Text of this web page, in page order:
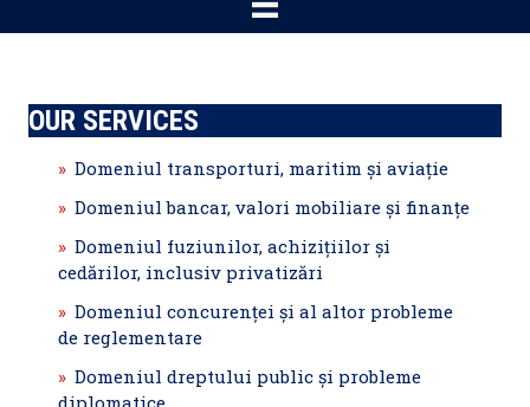
OUR SERVICES
Domeniul transporturi, maritim şi aviaţie
Domeniul bancar, valori mobiliare şi finanțe
Domeniul fuziunilor, achiziţiilor şi
cedărilor, inclusiv privatizări
Domeniul concurenţei şi al altor probleme
de reglementare
Domeniul dreptului public şi probleme